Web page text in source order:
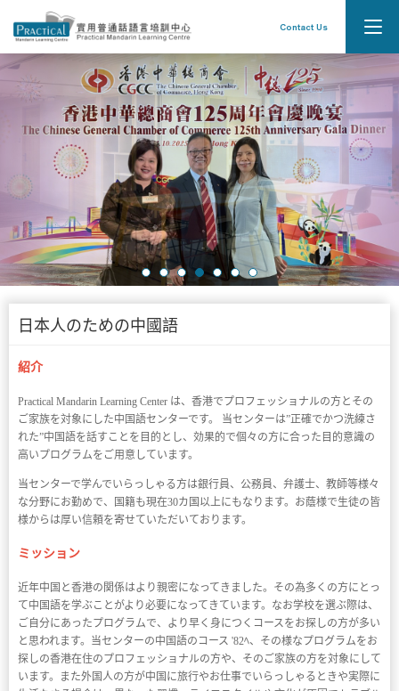
Contact Us
Longest-established Chinese language school in
Hong Kong
日本人のための中國語
紹介
Practical Mandarin Learning Center は、香港でプロフェッショナルの方とその
ご家族を対象にした中国語センターです。 当センターは”正確でかつ洗練さ
れた”中国語を話すことを目的とし、効果的で個々の方に合った目的意識の
高いプログラムをご用意しています。
当センターで学んでいらっしゃる方は銀行員、公務員、弁護士、教師等様々
な分野にお勤めで、国籍も現在30カ国以上にもなります。お蔭様で生徒の皆
様からは厚い信頼を寄せていただいております。
ミッション
近年中国と香港の関係はより親密になってきました。その為多くの方にとっ
て中国語を学ぶことがより必要になってきています。なお学校を選ぶ際は、
ご自分にあったプログラムで、より早く身につくコースをお探しの方が多い
と思われます。当センターの中国語のコース '82ﾍ、その様なプログラムをお
探しの香港在住のプロフェッショナルの方や、そのご家族の方を対象にして
います。また外国人の方が中国に旅行やお仕事でいらっしゃるときや実際に